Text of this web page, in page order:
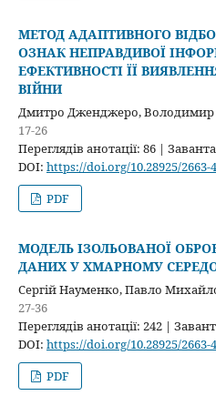
МЕТОД АДАПТИВНОГО
ОЗНАК НЕПРАВДИВОЇ
ЕФЕКТИВНОСТІ ЇЇ
ВІЙНИ
Дмитро Дженджеро,
17-26
Переглядів анотації: 86 |
DOI: https://doi.org/10.28925/2663-
PDF
МОДЕЛЬ ІЗОЛЬОВАНОЇ
ДАНИХ У ХМАРНОМУ
Сергій Науменко, Павло
27-36
Переглядів анотації: 242 |
DOI: https://doi.org/10.28925/2663-
PDF